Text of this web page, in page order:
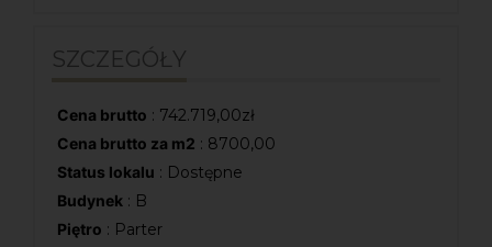
SZCZEGÓŁY
Cena brutto : 742.719,00zł
Cena brutto za m2 : 8700,00
Status lokalu : Dostępne
Budynek : B
Piętro : Parter